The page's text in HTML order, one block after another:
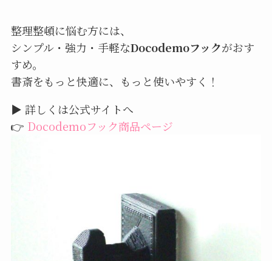
整理整頓に悩む方には、
シンプル・強力・手軽なDocodemoフックがおす
すめ。
書斎をもっと快適に、もっと使いやすく！
▶ 詳しくは公式サイトへ
👉 Docodemoフック商品ページ